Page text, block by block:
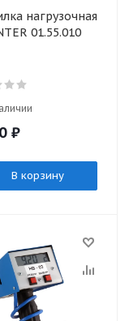
нагрузочная
01.55.010
₽
В корзину